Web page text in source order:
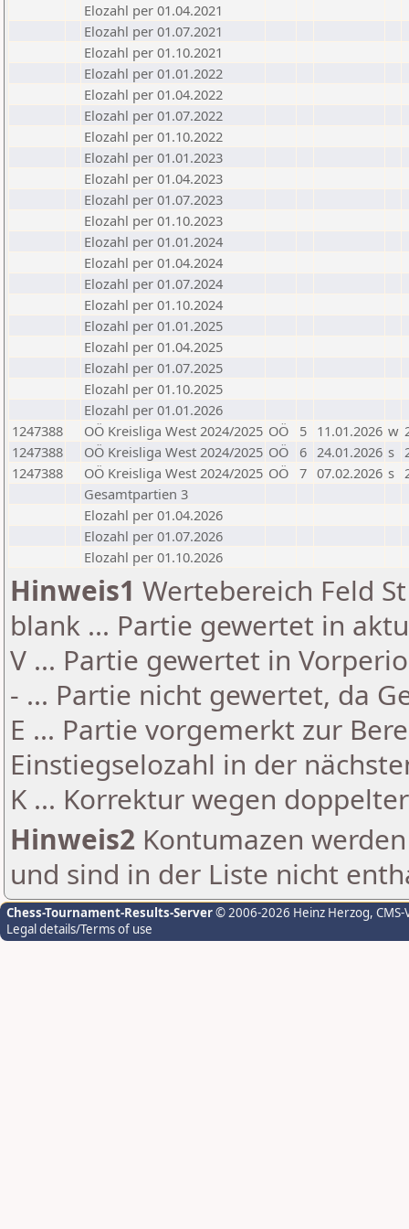
Elozahl per 01.04.2021
Elozahl per 01.07.2021
Elozahl per 01.10.2021
Elozahl per 01.01.2022
Elozahl per 01.04.2022
Elozahl per 01.07.2022
Elozahl per 01.10.2022
Elozahl per 01.01.2023
Elozahl per 01.04.2023
Elozahl per 01.07.2023
Elozahl per 01.10.2023
Elozahl per 01.01.2024
Elozahl per 01.04.2024
Elozahl per 01.07.2024
Elozahl per 01.10.2024
Elozahl per 01.01.2025
Elozahl per 01.04.2025
Elozahl per 01.07.2025
Elozahl per 01.10.2025
Elozahl per 01.01.2026
1247388
OÖ Kreisliga West 2024/2025 OÖ 5 11.01.2026 w
1247388
OÖ Kreisliga West 2024/2025 OÖ 6 24.01.2026 s
1247388
OÖ Kreisliga West 2024/2025 OÖ 7 07.02.2026 s
Gesamtpartien 3
Elozahl per 01.04.2026
Elozahl per 01.07.2026
Elozahl per 01.10.2026
Hinweis1 Wertebereich Feld
blank ... Partie gewertet in
V ... Partie gewertet in
- ... Partie nicht gewertet, da
E ... Partie vorgemerkt zur
Einstiegselozahl in der
K ... Korrektur wegen
Hinweis2 Kontumazen
und sind in der Liste nicht
Chess-Tournament-Results-Server© 2006-2026 Heinz Herzog,
Legal details/Terms of use